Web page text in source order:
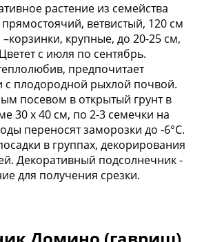
растение из семейства
ветвистый, 120 см
крупные, до 20-25 см,
с июля по сентябрь.
предпочитает
с плодородной рыхлой почвой.
посевом в открытый грунт в
30 х 40 см, по 2-3 семечки на
переносят заморозки до -6°С.
в группах, декорирования
Декоративный подсолнечник -
для получения срезки.